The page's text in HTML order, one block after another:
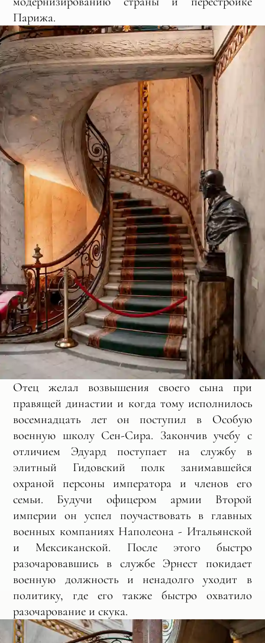
Парижа.
Отец желал возвышения своего сына при
правящей династии и когда тому исполнилось
восемнадцать лет он поступил в Особую
военную школу Сен-Сира. Закончив учебу с
отличием Эдуард поступает на службу в
элитный Гидовский полк занимавшейся
охраной персоны императора и членов его
семьи. Будучи офицером армии Второй
империи он успел поучаствовать в главных
военных компаниях Наполеона - Итальянской
и Мексиканской. После этого быстро
разочаровавшись в службе Эрнест покидает
военную должность и ненадолго уходит в
политику, где его также быстро охватило
разочарование и скука.